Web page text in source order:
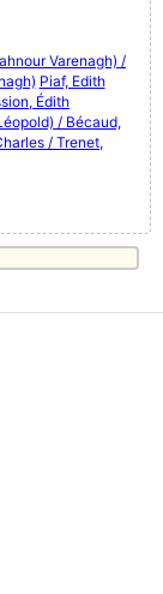
Varenagh) /
Piaf, Edith
Édith
/ Bécaud,
/ Trenet,